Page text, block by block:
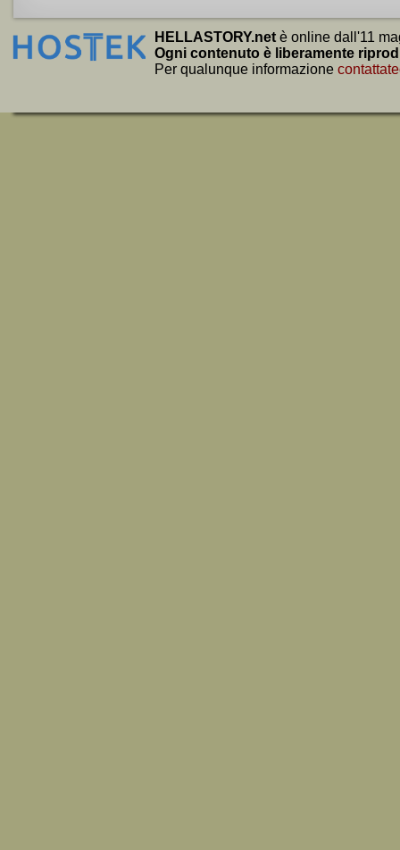
HELLASTORY.net è online dall'11
Ogni contenuto è liberamente
Per qualunque informazione